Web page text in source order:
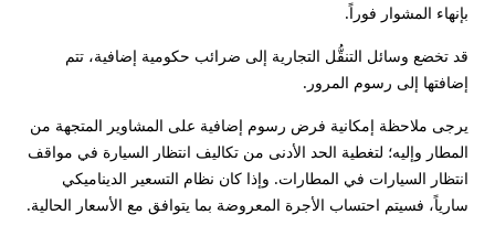
بإنهاء المشوار فوراً.
قد تخضع وسائل التنقُّل التجارية إلى ضرائب حكومية إضافية، تتم
إضافتها إلى رسوم المرور.
يرجى ملاحظة إمكانية فرض رسوم إضافية على المشاوير المتجهة من
المطار وإليه؛ لتغطية الحد الأدنى من تكاليف انتظار السيارة في مواقف
انتظار السيارات في المطارات. وإذا كان نظام التسعير الديناميكي
سارياً، فسيتم احتساب الأجرة المعروضة بما يتوافق مع الأسعار الحالية.